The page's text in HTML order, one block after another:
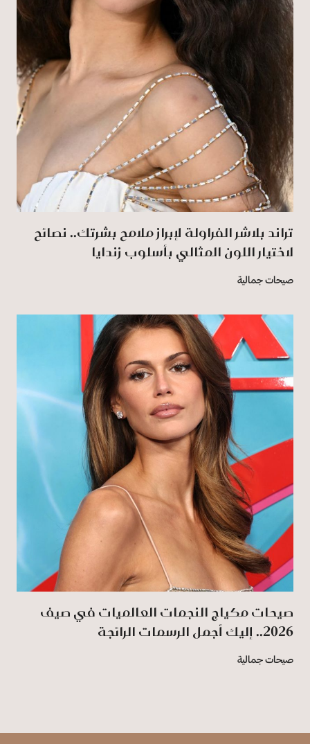
تراند بلاشر الفراولة لإبراز ملامح بشرتك.. نصائح
لاختيار اللون المثالي بأسلوب زندايا
صيحات جمالية
صيحات مكياج النجمات العالميات في صيف
2026.. إليك أجمل الرسمات الرائجة
صيحات جمالية